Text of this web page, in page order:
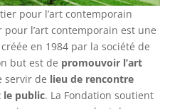
pour l’art contemporain
pour l’art contemporain est une
en 1984 par la société de
but est de promouvoir l’art
servir de lieu de rencontre
le public. La Fondation soutient